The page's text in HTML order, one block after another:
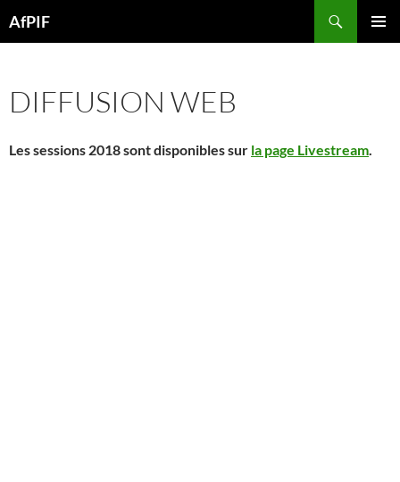
toAfPIF
DIFFUSION WEB
Les sessions 2018 sont disponibles sur la page Livestream.